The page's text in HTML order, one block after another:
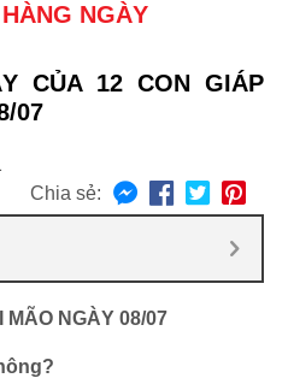
NGÀY
CỦA 12 CON GIÁP
07
Chia sẻ:
MÃO NGÀY 08/07